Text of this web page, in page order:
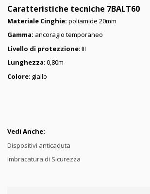
Caratteristiche tecniche 7BALT60
Materiale Cinghie: poliamide 20mm
Gamma: ancoragio temporaneo
Livello di protezzione: III
Lunghezza: 0,80m
Colore: giallo
Vedi Anche:
Dispositivi anticaduta
Imbracatura di Sicurezza